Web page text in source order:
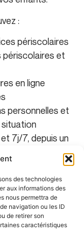
des technologies
aux informations des
nous permettra de
navigation ou les ID
de retirer son
caractéristiques
:
périscolaires
périscolaires et
en ligne
personnelles et
7j/7, depuis un